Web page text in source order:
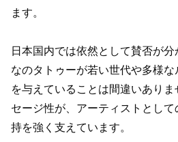
ます。
日本国内では依然として賛否が
なのタトゥーが若い世代や多様
を与えていることは間違いあり
セージ性が、アーティストとし
持を強く支えています。